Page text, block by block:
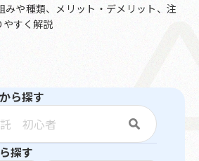
みや種類、メリット・デメリット、注
やすく解説
ら探す
探す